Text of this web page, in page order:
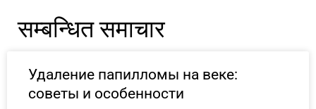
सम्बन्धित समाचार
Удаление папилломы на веке:
советы и особенности